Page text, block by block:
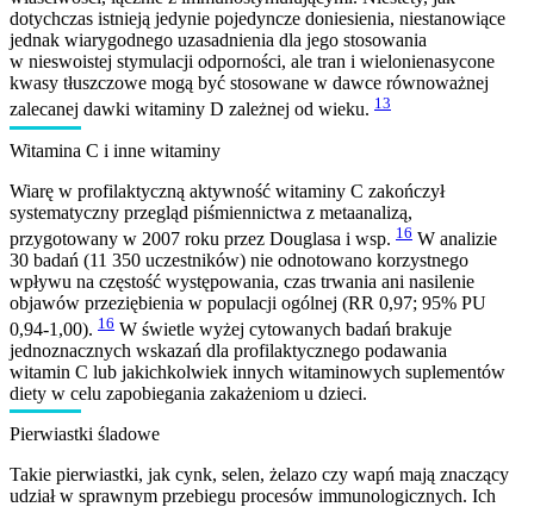
dotychczas istnieją jedynie pojedyncze doniesienia, niestanowiące
jednak wiarygodnego uzasadnienia dla jego stosowania
w nieswoistej stymulacji odporności, ale tran i wielonienasycone
kwasy tłuszczowe mogą być stosowane w dawce równoważnej
zalecanej dawki witaminy D zależnej od wieku. 13
Witamina C i inne witaminy
Wiarę w profilaktyczną aktywność witaminy C zakończył
systematyczny przegląd piśmiennictwa z metaanalizą,
przygotowany w 2007 roku przez Douglasa i wsp. 16 W analizie
30 badań (11 350 uczestników) nie odnotowano korzystnego
wpływu na częstość występowania, czas trwania ani nasilenie
objawów przeziębienia w populacji ogólnej (RR 0,97; 95% PU
0,94-1,00). 16 W świetle wyżej cytowanych badań brakuje
jednoznacznych wskazań dla profilaktycznego podawania
witamin C lub jakichkolwiek innych witaminowych suplementów
diety w celu zapobiegania zakażeniom u dzieci.
Pierwiastki śladowe
Takie pierwiastki, jak cynk, selen, żelazo czy wapń mają znaczący
udział w sprawnym przebiegu procesów immunologicznych. Ich